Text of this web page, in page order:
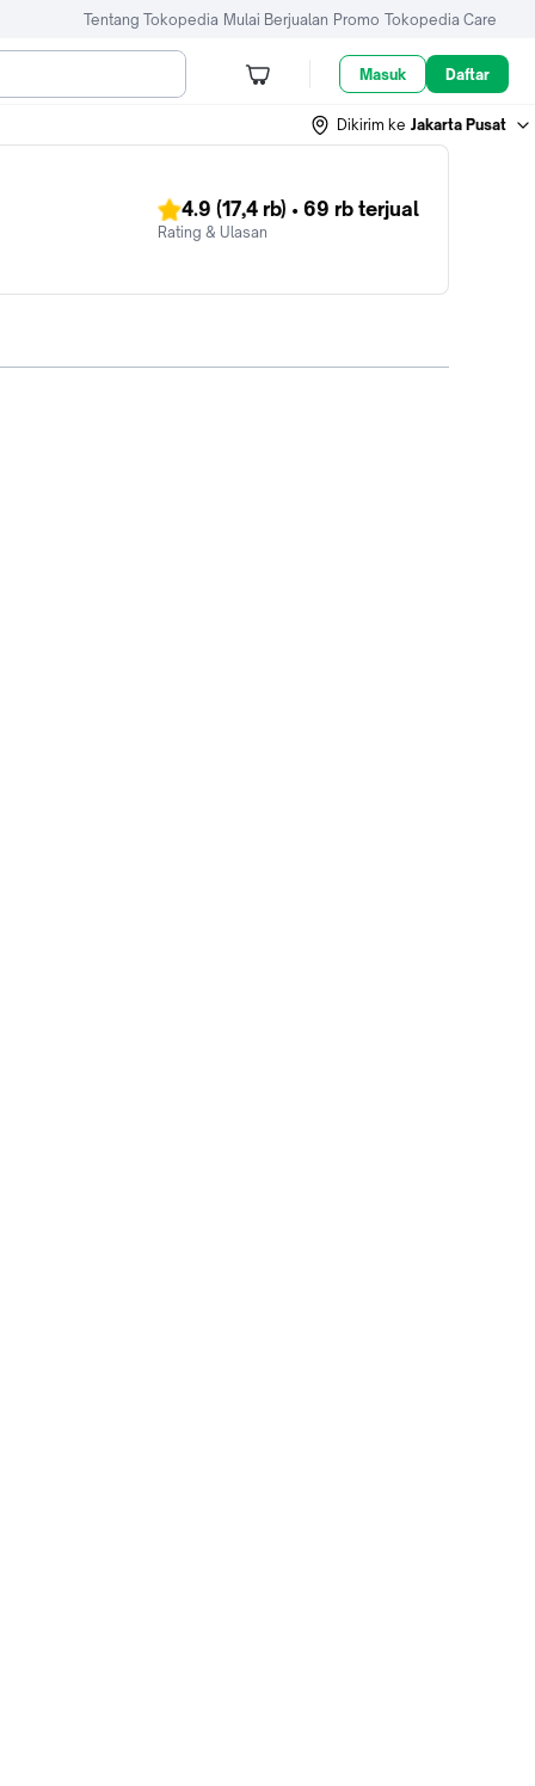
Tentang Tokopedia Mulai Berjualan Promo Tokopedia Care
Masuk Daftar
Dikirim ke Jakarta Pusat
4.9 (17,4 rb) • 69 rb terjual
Rating & Ulasan